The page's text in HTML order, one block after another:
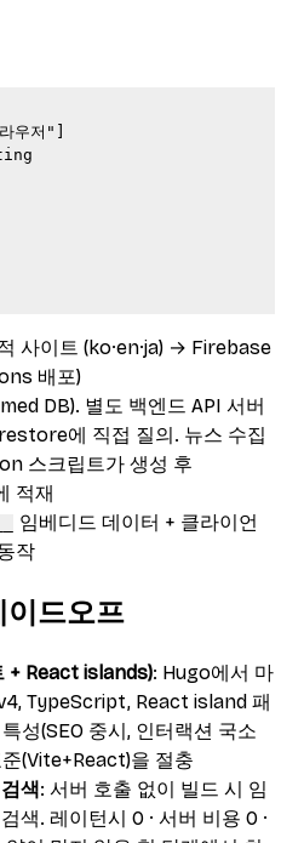
우저"]
사이트 (ko·en·ja) → Firebase
배포)
DB). 별도 백엔드 API 서버
에 직접 질의. 뉴스 수집
스크립트가 생성 후
적재
임베디드 데이터 + 클라이언
작
이드오프
+ React islands): Hugo에서 마
TypeScript, React island 패
성(SEO 중시, 인터랙션 국소
(Vite+React)을 절충
색: 서버 호출 없이 빌드 시 임
색. 레이턴시 0 · 서버 비용 0 ·